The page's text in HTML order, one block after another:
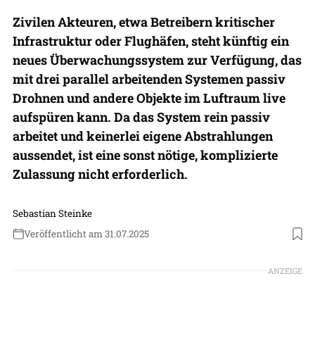
Zivilen Akteuren, etwa Betreibern kritischer
Infrastruktur oder Flughäfen, steht künftig ein
neues Überwachungssystem zur Verfügung, das
mit drei parallel arbeitenden Systemen passiv
Drohnen und andere Objekte im Luftraum live
aufspüren kann. Da das System rein passiv
arbeitet und keinerlei eigene Abstrahlungen
aussendet, ist eine sonst nötige, komplizierte
Zulassung nicht erforderlich.
Sebastian Steinke
Veröffentlicht am 31.07.2025
Foto: Hensec
ANZEIGE